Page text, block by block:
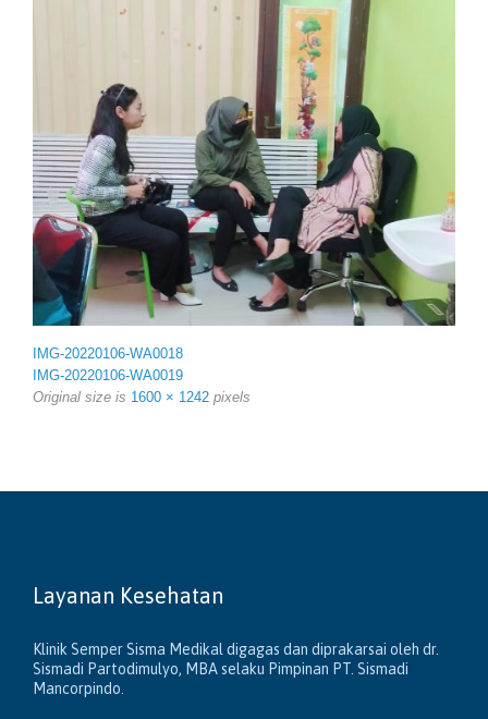
IMG-20220106-WA0018
IMG-20220106-WA0019
Original size is 1600 × 1242 pixels
Layanan Kesehatan
Klinik Semper Sisma Medikal digagas dan diprakarsai oleh dr.
Sismadi Partodimulyo, MBA selaku Pimpinan PT. Sismadi
Mancorpindo.